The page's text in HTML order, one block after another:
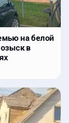
на белой
в